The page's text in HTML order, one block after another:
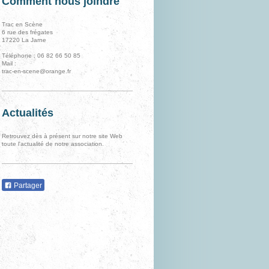
Trac en Scène
6 rue des frégates
17220 La Jarne
Téléphone : 06 82 66 50 85
Mail :
trac-en-scene@orange.fr
Actualités
Retrouvez dès à présent sur notre site Web
toute l'actualité de notre association.
Partager